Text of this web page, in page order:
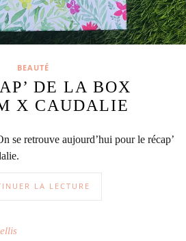
BEAUTÉ
DE LA BOX
X CAUDALIE
se retrouve aujourd’hui pour le récap’
LA LECTURE